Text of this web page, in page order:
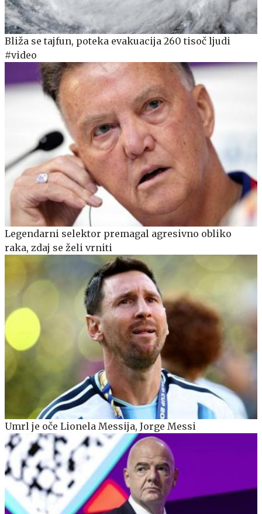
Bliža se tajfun, poteka evakuacija 260 tisoč ljudi
#video
Legendarni selektor premagal agresivno obliko
raka, zdaj se želi vrniti
Umrl je oče Lionela Messija, Jorge Messi